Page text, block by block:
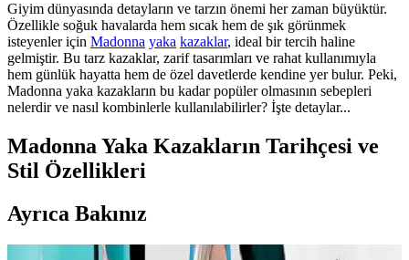
Giyim dünyasında detayların ve tarzın önemi her zaman büyüktür.
Özellikle soğuk havalarda hem sıcak hem de şık görünmek
isteyenler için Madonna yaka kazaklar, ideal bir tercih haline
gelmiştir. Bu tarz kazaklar, zarif tasarımları ve rahat kullanımıyla
hem günlük hayatta hem de özel davetlerde kendine yer bulur. Peki,
Madonna yaka kazakların bu kadar popüler olmasının sebepleri
nelerdir ve nasıl kombinlerle kullanılabilirler? İşte detaylar...
Madonna Yaka Kazakların Tarihçesi ve
Stil Özellikleri
Ayrıca Bakınız